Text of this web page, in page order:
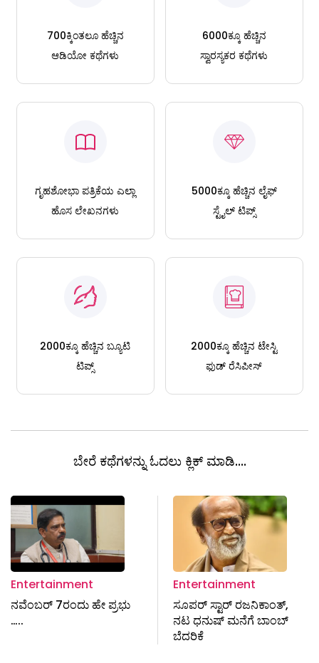
700ಕ್ಕಿಂತಲೂ ಹೆಚ್ಚಿನ
ಆಡಿಯೋ ಕಥೆಗಳು
6000ಕ್ಕೂ ಹೆಚ್ಚಿನ
ಸ್ವಾರಸ್ಯಕರ ಕಥೆಗಳು
ಗೃಹಶೋಭಾ ಪತ್ರಿಕೆಯ ಎಲ್ಲಾ
ಹೊಸ ಲೇಖನಗಳು
5000ಕ್ಕೂ ಹೆಚ್ಚಿನ ಲೈಫ್
ಸ್ಟೈಲ್ ಟಿಪ್ಸ್
2000ಕ್ಕೂ ಹೆಚ್ಚಿನ ಬ್ಯೂಟಿ
ಟಿಪ್ಸ್
2000ಕ್ಕೂ ಹೆಚ್ಚಿನ ಟೇಸ್ಟಿ
ಫುಡ್ ರೆಸಿಪೀಸ್
ಬೇರೆ ಕಥೆಗಳನ್ನು ಓದಲು ಕ್ಲಿಕ್ ಮಾಡಿ....
Entertainment
ನವೆಂಬರ್ 7ರಂದು ಹೇ ಪ್ರಭು
…..
Entertainment
ಸೂಪರ್ ಸ್ಟಾರ್ ರಜನಿಕಾಂತ್,
ನಟ ಧನುಷ್ ಮನೆಗೆ ಬಾಂಬ್
ಬೆದರಿಕೆ